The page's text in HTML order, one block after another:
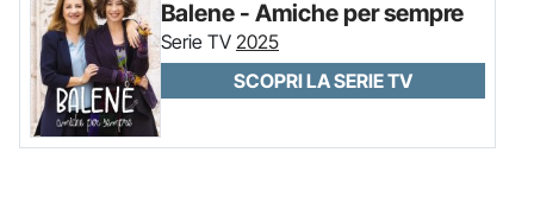
Balene - Amiche per sempre
Serie TV 2025
SCOPRI LA SERIE TV